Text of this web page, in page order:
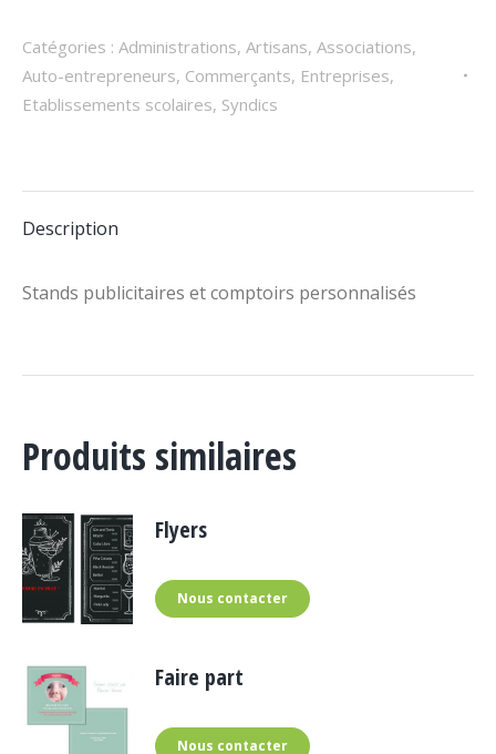
Catégories : Administrations, Artisans, Associations,
Auto-entrepreneurs, Commerçants, Entreprises,
Etablissements scolaires, Syndics
Description
Stands publicitaires et comptoirs personnalisés
Produits similaires
Flyers
Nous contacter
Faire part
Nous contacter